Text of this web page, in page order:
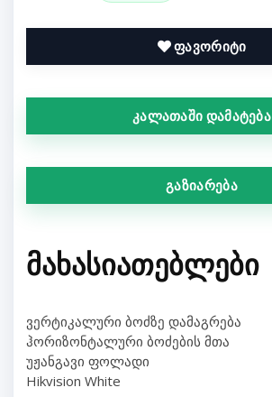
ფავორიტი
კალათაში დამატება
გაზიარება
ᲛᲐᲮᲐᲡᲘᲐᲗᲔᲑᲚᲔᲑᲘ
ვერტიკალური ბოძზე დამაგრება
ჰორიზონტალური ბოძების მთა
უჟანგავი ფოლადი
Hikvision White